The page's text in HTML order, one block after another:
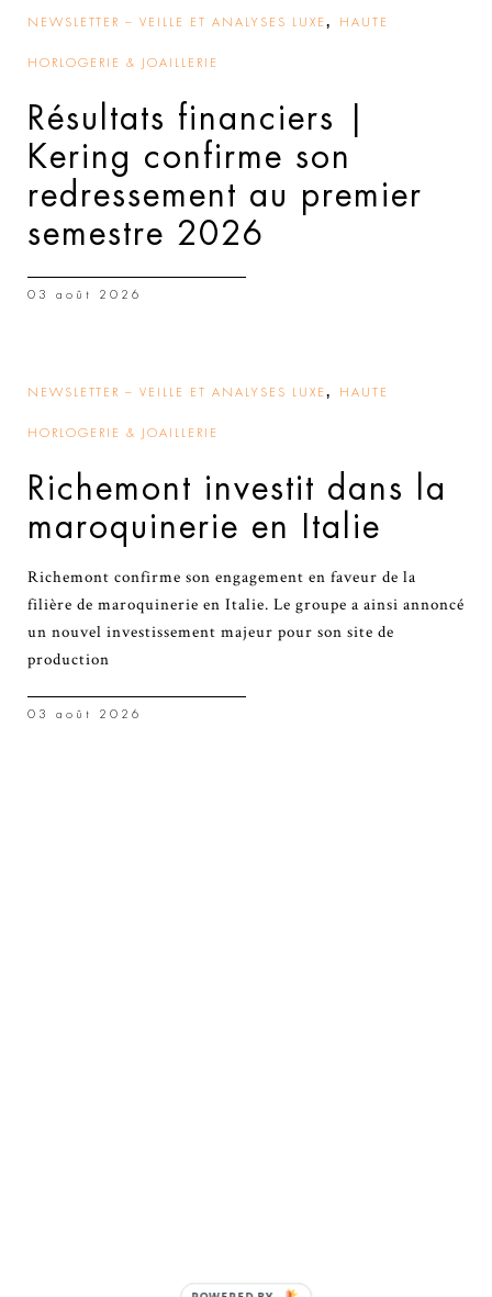
NEWSLETTER – VEILLE ET ANALYSES LUXE , HAUTE
HORLOGERIE & JOAILLERIE
Résultats financiers |
Kering confirme son
redressement au premier
semestre 2026
03 août 2026
NEWSLETTER – VEILLE ET ANALYSES LUXE , HAUTE
HORLOGERIE & JOAILLERIE
Richemont investit dans la
maroquinerie en Italie
Richemont confirme son engagement en faveur de la
filière de maroquinerie en Italie. Le groupe a ainsi annoncé
un nouvel investissement majeur pour son site de
production
03 août 2026